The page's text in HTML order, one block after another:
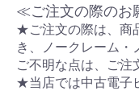
≪ご注文の際のお
★ご注文の際は、商
き、ノークレーム・
ご不明な点は、ご注
★当店では中古電子